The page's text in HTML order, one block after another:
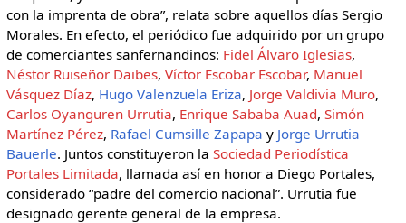
con la imprenta de obra”, relata sobre aquellos días Sergio
Morales. En efecto, el periódico fue adquirido por un grupo
de comerciantes sanfernandinos: Fidel Álvaro Iglesias,
Néstor Ruiseñor Daibes, Víctor Escobar Escobar, Manuel
Vásquez Díaz, Hugo Valenzuela Eriza, Jorge Valdivia Muro,
Carlos Oyanguren Urrutia, Enrique Sababa Auad, Simón
Martínez Pérez, Rafael Cumsille Zapapa y Jorge Urrutia
Bauerle. Juntos constituyeron la Sociedad Periodística
Portales Limitada, llamada así en honor a Diego Portales,
considerado “padre del comercio nacional”. Urrutia fue
designado gerente general de la empresa.